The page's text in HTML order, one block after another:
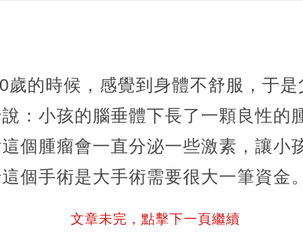
的時候，感覺到身體不舒服，于是
：小孩的腦垂體下長了一顆良性的
個腫瘤會一直分泌一些激素，讓小
個手術是大手術需要很大一筆資金。
文章未完，點擊下一頁繼續